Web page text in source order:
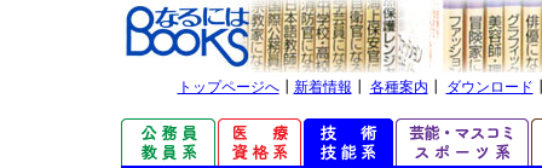
トップページへ┃ 新着情報 各種案内 ダウンロード